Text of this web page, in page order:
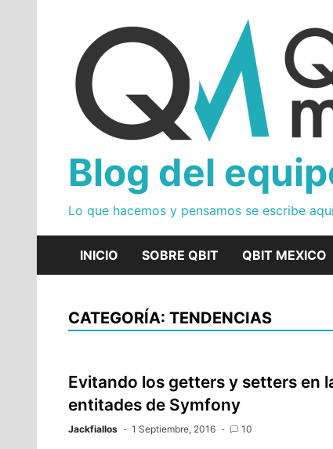
Blog del
Lo que hacemos y pensamos se escribe
INICIO SOBRE QBIT QBIT MEXICO
CATEGORÍA: TENDENCIAS
Evitando los getters y setters en
entitades de Symfony
Jackfiallos 1 Septiembre, 2016 10